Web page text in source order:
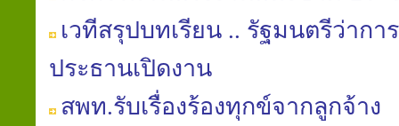
เวทีสรุปบทเรียน .. รัฐมนตรีว่ากา
ประธานเปิดงาน
สพท.รับเรื่องร้องทุกข์จากลูกจ้าง